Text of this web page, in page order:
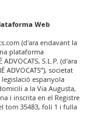
Web
(d'ara endavant la
plataforma
S.L.P. (d'ara
ADVOCATS”), societat
espanyola
a la Via Augusta,
i inscrita en el Registre
tom 35483, foli 1 i fulla